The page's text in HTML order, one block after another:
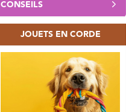
CONSEILS
JOUETS EN CORDE